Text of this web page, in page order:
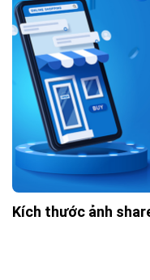
Kích thước ảnh